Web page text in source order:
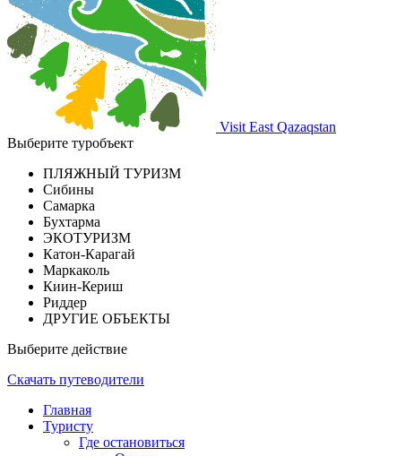
Visit East Qazaqstan
Выберите туробъект
ПЛЯЖНЫЙ ТУРИЗМ
Сибины
Самарка
Бухтарма
ЭКОТУРИЗМ
Катон-Карагай
Маркаколь
Киин-Кериш
Риддер
ДРУГИЕ ОБЪЕКТЫ
Выберите действие
Скачать путеводители
Главная
Туристу
Где остановиться